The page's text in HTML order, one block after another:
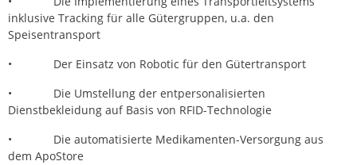
inklusive Tracking für alle Gütergruppen, u.a. den
Speisentransport
• Der Einsatz von Robotic für den Gütertransport
• Die Umstellung der entpersonalisierten
Dienstbekleidung auf Basis von RFID-Technologie
• Die automatisierte Medikamenten-Versorgung aus
dem ApoStore